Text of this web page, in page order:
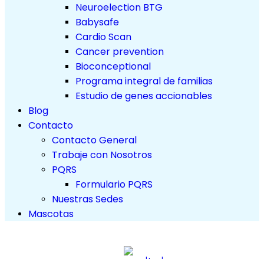
Neuroelection BTG
Babysafe
Cardio Scan
Cancer prevention
Bioconceptional
Programa integral de familias
Estudio de genes accionables
Blog
Contacto
Contacto General
Trabaje con Nosotros
PQRS
Formulario PQRS
Nuestras Sedes
Mascotas